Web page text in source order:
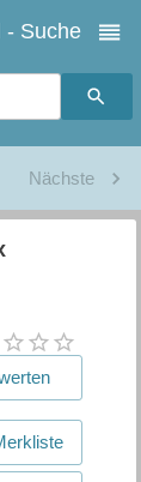
- Suche
Nächste